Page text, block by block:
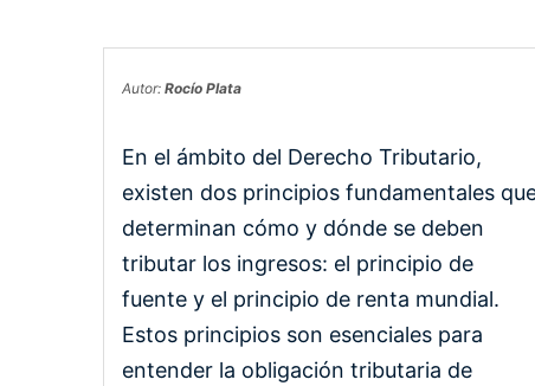
Autor: Rocío Plata
En el ámbito del Derecho Tributario,
existen dos principios fundamentales
determinan cómo y dónde se deben
tributar los ingresos: el principio de
fuente y el principio de renta mundial.
Estos principios son esenciales para
entender la obligación tributaria de